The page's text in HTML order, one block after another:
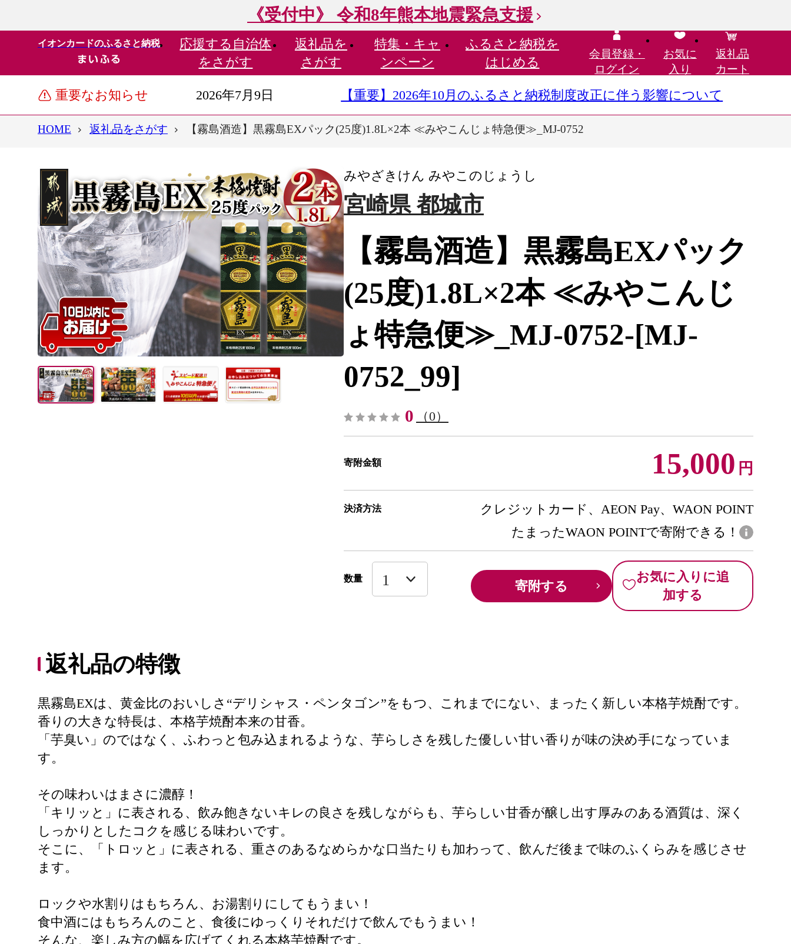
《受付中》 令和8年熊本地震緊急支援
イオンカードのふるさと納税 応援する 自治体
をさがす
返礼品を
さがす
特集・ キャ
ンペーン
ふるさと納税を
はじめる
会員登録・
ログイン
お気に
入り
返礼品
カート
重要なお知らせ 2026年7月9日 【重要】2026年10月のふるさと納税制度改正に伴う影響について
HOME 返礼品をさがす 【霧島酒造】黒霧島EXパック(25度)1.8L×2本 ≪みやこんじょ特急便≫_MJ-0752
みやざきけん みやこのじょうし
宮崎県 都城市
【霧島酒造】黒霧島EXパック
(25度)1.8L×2本 ≪みやこんじ
ょ特急便≫_MJ-0752-[MJ-
0752_99]
0 （0）
寄附金額 15,000 円
決済方法
クレジットカード、AEON Pay、WAON POINT
たまったWAON POINTで寄附できる！
数量 寄附する
お気に入りに追
加する
返礼品の特徴
黒霧島EXは、黄金比のおいしさ“デリシャス・ペンタゴン”をもつ、これまでにない、まったく新しい本格芋焼酎です。
香りの大きな特長は、本格芋焼酎本来の甘香。
「芋臭い」のではなく、ふわっと包み込まれるような、芋らしさを残した優しい甘い香りが味の決め手になっていま
す。
その味わいはまさに濃醇！
「キリッと」に表される、飲み飽きないキレの良さを残しながらも、芋らしい甘香が醸し出す厚みのある酒質は、深く
しっかりとしたコクを感じる味わいです。
そこに、「トロッと」に表される、重さのあるなめらかな口当たりも加わって、飲んだ後まで味のふくらみを感じさせ
ます。
ロックや水割りはもちろん、お湯割りにしてもうまい！
食中酒にはもちろんのこと、食後にゆっくりそれだけで飲んでもうまい！
そんな、楽しみ方の幅を広げてくれる本格芋焼酎です。